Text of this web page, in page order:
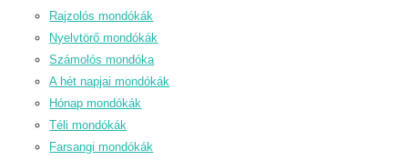
Rajzolós mondókák
Nyelvtörő mondókák
Számolós mondóka
A hét napjai mondókák
Hónap mondókák
Téli mondókák
Farsangi mondókák